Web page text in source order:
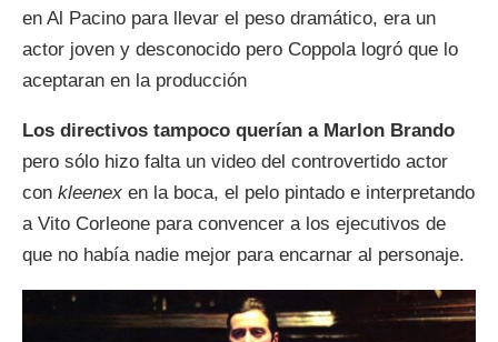
en Al Pacino para llevar el peso dramático, era un
actor joven y desconocido pero Coppola logró que lo
aceptaran en la producción
Los directivos tampoco querían a Marlon Brando
pero sólo hizo falta un video del controvertido actor
con kleenex en la boca, el pelo pintado e interpretando
a Vito Corleone para convencer a los ejecutivos de
que no había nadie mejor para encarnar al personaje.